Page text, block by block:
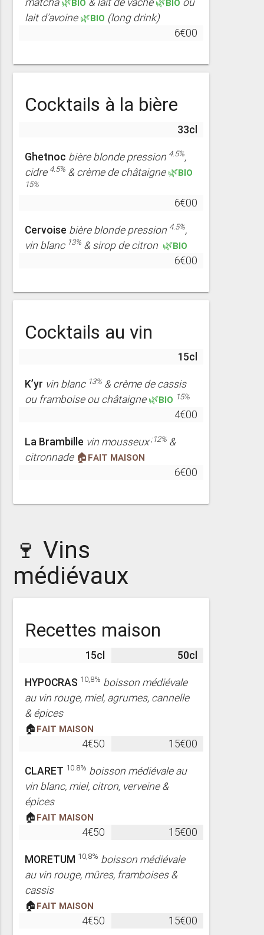
lait d’avoine🌿BIO (long drink)
6€00
Cocktails à la bière
33cl
Ghetnoc bière blonde pression 4.5%,
cidre 4.5% & crème de châtaigne🌿BIO
15%
6€00
Cervoise bière blonde pression 4.5%,
vin blanc 13% & sirop de citron 🌿BIO
6€00
Cocktails au vin
15cl
K’yr vin blanc 13% & crème de cassis
ou framboise ou châtaigne🌿BIO 15%
4€00
La Brambille vin mousseux;12% &
citronnade 🏠FAIT MAISON
6€00
🍷 Vins
médiévaux
Recettes maison
15cl 50cl
HYPOCRAS 10,8% boisson médiévale
au vin rouge, miel, agrumes, cannelle
& épices
🏠Fait maison
4€50
15€00
CLARET 10.8% boisson médiévale au
vin blanc, miel, citron, verveine &
épices
🏠Fait maison
4€50
15€00
MORETUM 10,8% boisson médiévale
au vin rouge, mûres, framboises &
cassis
🏠Fait maison
4€50
15€00